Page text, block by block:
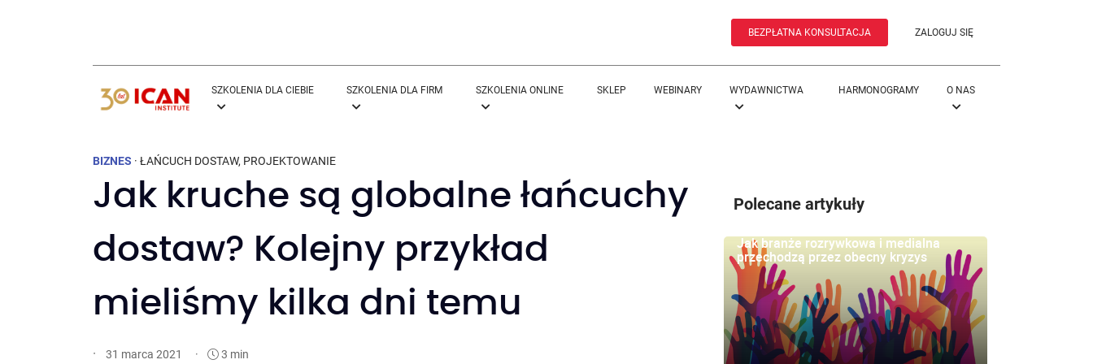
BEZPŁATNA KONSULTACJA ZALOGUJ SIĘ
SZKOLENIA DLA CIEBIE SZKOLENIA DLA FIRM SZKOLENIA ONLINE SKLEP WEBINARY WYDAWNICTWA HARMONOGRAMY O NAS
BIZNES · ŁAŃCUCH DOSTAW, PROJEKTOWANIE
Jak kruche są globalne łańcuchy
dostaw? Kolejny przykład
mieliśmy kilka dni temu
· 31 marca 2021 · 3 min
Polecane artykuły
Jak branże rozrywkowa i medialna
przechodzą przez obecny kryzys